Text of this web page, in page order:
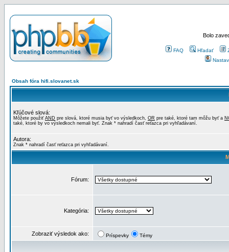
Bolo
FAQ Hľadať
Obsah fóra hifi.slovanet.sk
Kľúčové slová:
Môžete použiť AND pre slová, ktoré musia byť vo výsledkoch, OR pre také, ktoré tam môžu byť a
také, ktoré by vo výsledkoch nemali byť. Znak * nahradí časť reťazca pri vyhľadávaní.
Autora:
Znak * nahradí časť reťazca pri vyhľadávaní.
Fórum:
Kategória:
Zobraziť výsledok ako: Príspevky Témy